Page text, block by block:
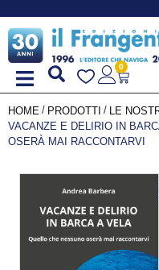
0
HOME / PRODOTTI / LE
VACANZE E DELIRIO IN
OSERÀ MAI RACCONTARVI